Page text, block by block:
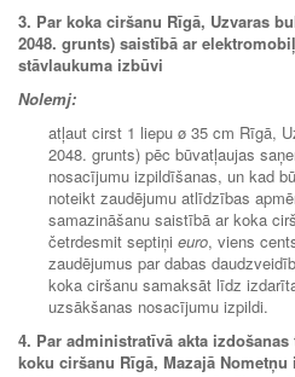
3. Par koka ciršanu Rīgā, Uzvaras
2048. grunts) saistībā ar
stāvlaukuma izbūvi
Nolemj:
atļaut cirst 1 liepu ø 35 cm Rīgā,
2048. grunts) pēc būvatļaujas
nosacījumu izpildīšanas, un kad
noteikt zaudējumu atlīdzības
samazināšanu saistībā ar koka
četrdesmit septiņi euro, viens
zaudējumus par dabas
koka ciršanu samaksāt līdz
uzsākšanas nosacījumu izpildi.
4. Par administratīvā akta
koku ciršanu Rīgā, Mazajā Nometņu